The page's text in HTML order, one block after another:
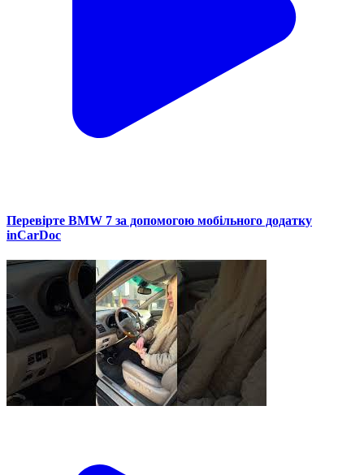
Перевірте BMW 7 за допомогою мобільного додатку
inCarDoc